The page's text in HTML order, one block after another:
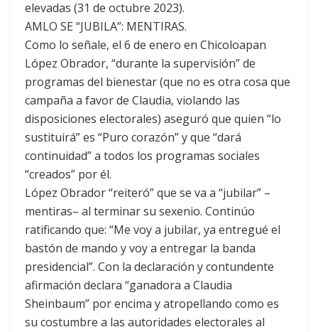
elevadas (31 de octubre 2023).
AMLO SE “JUBILA”: MENTIRAS.
Como lo señale, el 6 de enero en Chicoloapan
López Obrador, “durante la supervisión” de
programas del bienestar (que no es otra cosa que
campaña a favor de Claudia, violando las
disposiciones electorales) aseguró que quien “lo
sustituirá” es “Puro corazón” y que “dará
continuidad” a todos los programas sociales
“creados” por él.
López Obrador “reiteró” que se va a “jubilar” –
mentiras– al terminar su sexenio. Continúo
ratificando que: “Me voy a jubilar, ya entregué el
bastón de mando y voy a entregar la banda
presidencial”. Con la declaración y contundente
afirmación declara “ganadora a Claudia
Sheinbaum” por encima y atropellando como es
su costumbre a las autoridades electorales al